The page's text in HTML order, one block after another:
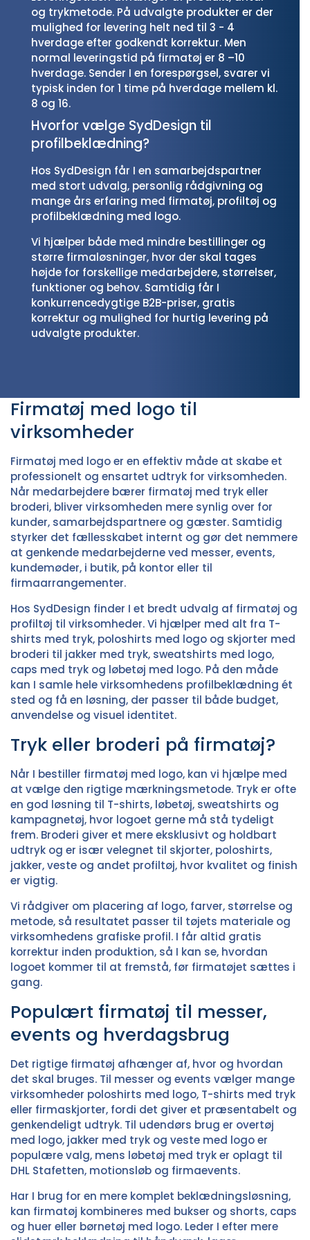
og trykmetode. På udvalgte produkter er der
mulighed for levering helt ned til 3 - 4
hverdage efter godkendt korrektur. Men
normal leveringstid på firmatøj er 8 –10
hverdage. Sender I en forespørgsel, svarer vi
typisk inden for 1 time på hverdage mellem kl.
8 og 16.
Hvorfor vælge SydDesign til
profilbeklædning?
Hos SydDesign får I en samarbejdspartner
med stort udvalg, personlig rådgivning og
mange års erfaring med firmatøj, profiltøj og
profilbeklædning med logo.
Vi hjælper både med mindre bestillinger og
større firmaløsninger, hvor der skal tages
højde for forskellige medarbejdere, størrelser,
funktioner og behov. Samtidig får I
konkurrencedygtige B2B-priser, gratis
korrektur og mulighed for hurtig levering på
udvalgte produkter.
Firmatøj med logo til
virksomheder
Firmatøj med logo er en effektiv måde at skabe et
professionelt og ensartet udtryk for virksomheden.
Når medarbejdere bærer firmatøj med tryk eller
broderi, bliver virksomheden mere synlig over for
kunder, samarbejdspartnere og gæster. Samtidig
styrker det fællesskabet internt og gør det nemmere
at genkende medarbejderne ved messer, events,
kundemøder, i butik, på kontor eller til
firmaarrangementer.
Hos SydDesign finder I et bredt udvalg af firmatøj og
profiltøj til virksomheder. Vi hjælper med alt fra T-
shirts med tryk, poloshirts med logo og skjorter med
broderi til jakker med tryk, sweatshirts med logo,
caps med tryk og løbetøj med logo. På den måde
kan I samle hele virksomhedens profilbeklædning ét
sted og få en løsning, der passer til både budget,
anvendelse og visuel identitet.
Tryk eller broderi på firmatøj?
Når I bestiller firmatøj med logo, kan vi hjælpe med
at vælge den rigtige mærkningsmetode. Tryk er ofte
en god løsning til T-shirts, løbetøj, sweatshirts og
kampagnetøj, hvor logoet gerne må stå tydeligt
frem. Broderi giver et mere eksklusivt og holdbart
udtryk og er især velegnet til skjorter, poloshirts,
jakker, veste og andet profiltøj, hvor kvalitet og finish
er vigtig.
Vi rådgiver om placering af logo, farver, størrelse og
metode, så resultatet passer til tøjets materiale og
virksomhedens grafiske profil. I får altid gratis
korrektur inden produktion, så I kan se, hvordan
logoet kommer til at fremstå, før firmatøjet sættes i
gang.
Populært firmatøj til messer,
events og hverdagsbrug
Det rigtige firmatøj afhænger af, hvor og hvordan
det skal bruges. Til messer og events vælger mange
virksomheder poloshirts med logo, T-shirts med tryk
eller firmaskjorter, fordi det giver et præsentabelt og
genkendeligt udtryk. Til udendørs brug er overtøj
med logo, jakker med tryk og veste med logoer
populære valg, mens løbetøj med tryker oplagt til
DHL Stafetten, motionsløb og firmaevents.
Har I brug for en mere komplet beklædningsløsning,
kan firmatøj kombineres med bukser og shorts, caps
og huer eller børnetøj med logo. Leder I efter mere